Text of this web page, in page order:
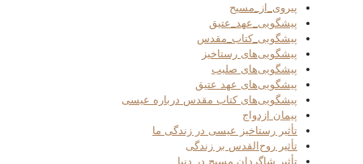
پیروی_از_مسیح
پیشگویی_عهد_عتیق
پیشگویی_کتاب_مقدس
پیشگویی‌های رستاخیز
پیشگویی‌های صلیب
پیشگویی‌های عهد عتیق
پیشگویی‌های کتاب مقدس درباره عیسی
پیمان ازدواج
تأثیر رستاخیز عیسی در زندگی ما
تأثیر روح‌القدس بر زندگی
تأثیر شاگردان مسیح در دنیا